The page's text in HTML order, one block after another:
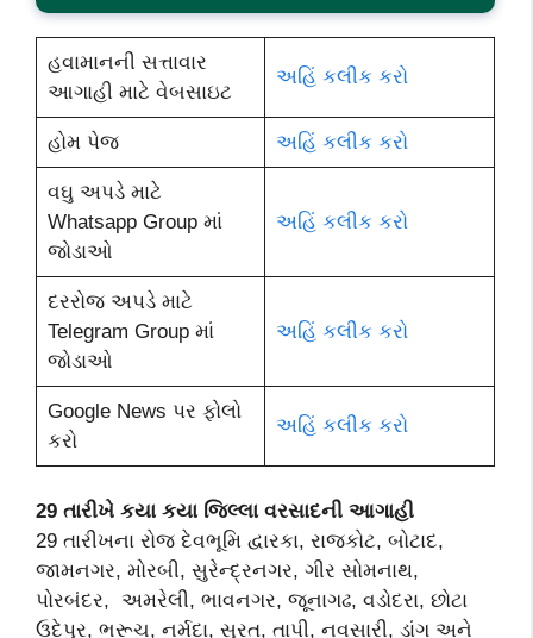
હવામાનની સત્તાવાર
આગાહી માટે વેબસાઇટ
અહિં કલીક કરો
હોમ પેજ અહિં કલીક કરો
વઘુ અપડે માટે
Whatsapp Group માં
જોડાઓ
અહિં કલીક કરો
દરરોજ અપડે માટે
Telegram Group માં
જોડાઓ
અહિં કલીક કરો
Google News પર ફોલો
કરો
અહિં કલીક કરો
29 તારીખે કયા કયા જિલ્લા વરસાદની આગાહી
29 તારીખના રોજ દેવભૂમિ દ્વારકા, રાજકોટ, બોટાદ,
જામનગર, મોરબી, સુરેન્દ્રનગર, ગીર સોમનાથ,
પોરબંદર, અમરેલી, ભાવનગર, જૂનાગઢ, વડોદરા, છોટા
ઉદેપુર, ભરૂચ, નર્મદા, સુરત, તાપી, નવસારી, ડાંગ અને